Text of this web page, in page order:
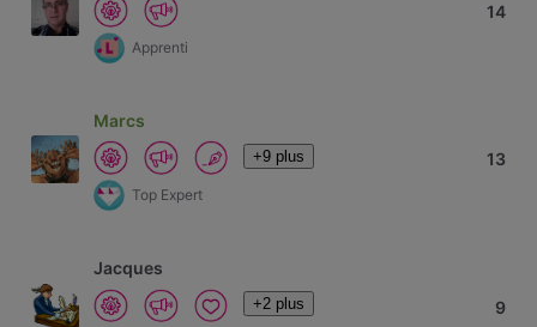
Apprenti
14
Marcs
+9 plus
Top Expert
13
Jacques
+2 plus 9